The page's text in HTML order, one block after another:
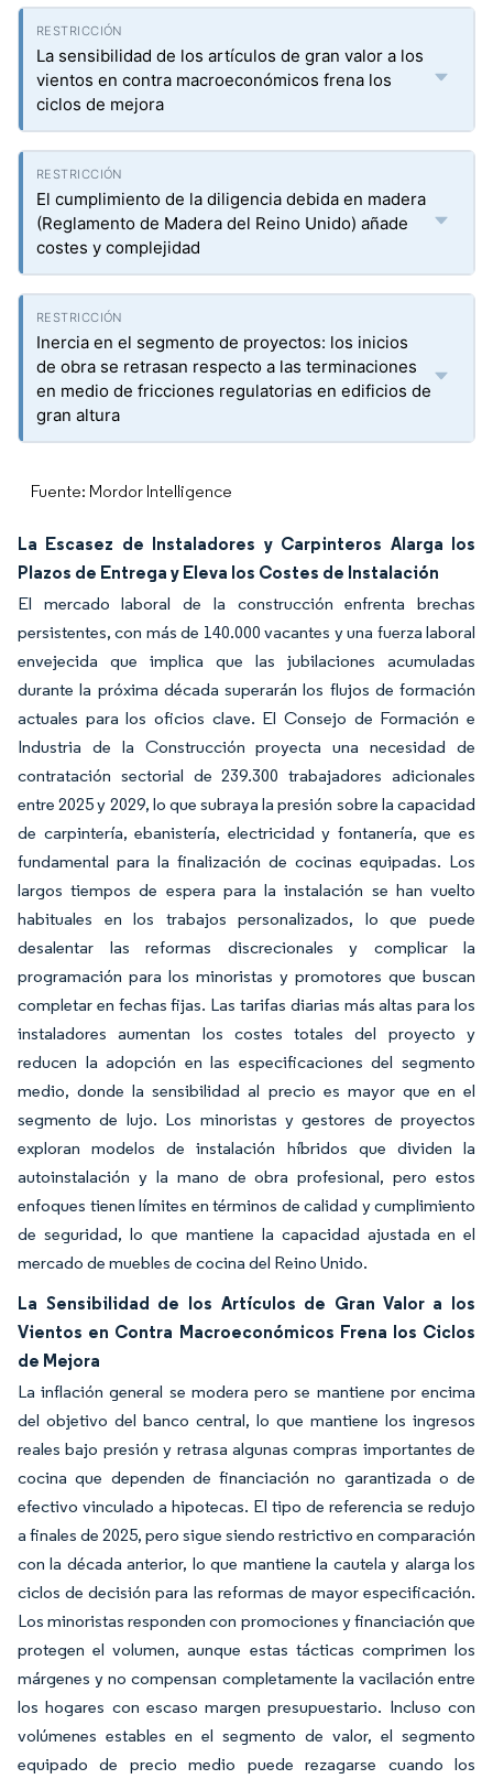
La sensibilidad de los artículos de gran valor a los
vientos en contra macroeconómicos frena los
ciclos de mejora
El cumplimiento de la diligencia debida en madera
(Reglamento de Madera del Reino Unido) añade
costes y complejidad
Inercia en el segmento de proyectos: los inicios
de obra se retrasan respecto a las terminaciones
en medio de fricciones regulatorias en edificios de
gran altura
Fuente: Mordor Intelligence
La Escasez de Instaladores y Carpinteros Alarga los
Plazos de Entrega y Eleva los Costes de Instalación
El mercado laboral de la construcción enfrenta brechas
persistentes, con más de 140.000 vacantes y una fuerza laboral
envejecida que implica que las jubilaciones acumuladas
durante la próxima década superarán los flujos de formación
actuales para los oficios clave. El Consejo de Formación e
Industria de la Construcción proyecta una necesidad de
contratación sectorial de 239.300 trabajadores adicionales
entre 2025 y 2029, lo que subraya la presión sobre la capacidad
de carpintería, ebanistería, electricidad y fontanería, que es
fundamental para la finalización de cocinas equipadas. Los
largos tiempos de espera para la instalación se han vuelto
habituales en los trabajos personalizados, lo que puede
desalentar las reformas discrecionales y complicar la
programación para los minoristas y promotores que buscan
completar en fechas fijas. Las tarifas diarias más altas para los
instaladores aumentan los costes totales del proyecto y
reducen la adopción en las especificaciones del segmento
medio, donde la sensibilidad al precio es mayor que en el
segmento de lujo. Los minoristas y gestores de proyectos
exploran modelos de instalación híbridos que dividen la
autoinstalación y la mano de obra profesional, pero estos
enfoques tienen límites en términos de calidad y cumplimiento
de seguridad, lo que mantiene la capacidad ajustada en el
mercado de muebles de cocina del Reino Unido.
La Sensibilidad de los Artículos de Gran Valor a los
Vientos en Contra Macroeconómicos Frena los Ciclos
de Mejora
La inflación general se modera pero se mantiene por encima
del objetivo del banco central, lo que mantiene los ingresos
reales bajo presión y retrasa algunas compras importantes de
cocina que dependen de financiación no garantizada o de
efectivo vinculado a hipotecas. El tipo de referencia se redujo
a finales de 2025, pero sigue siendo restrictivo en comparación
con la década anterior, lo que mantiene la cautela y alarga los
ciclos de decisión para las reformas de mayor especificación.
Los minoristas responden con promociones y financiación que
protegen el volumen, aunque estas tácticas comprimen los
márgenes y no compensan completamente la vacilación entre
los hogares con escaso margen presupuestario. Incluso con
volúmenes estables en el segmento de valor, el segmento
equipado de precio medio puede rezagarse cuando los